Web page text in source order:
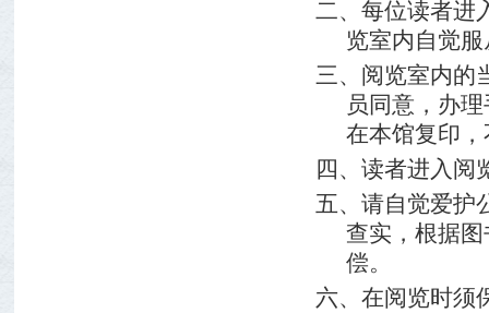
二、每位读者进
览室内自觉
三、阅览室内的
员同意，办
在本馆复印
四、读者进入阅
五、请自觉爱护
查实，根据
偿。
六、在阅览时须